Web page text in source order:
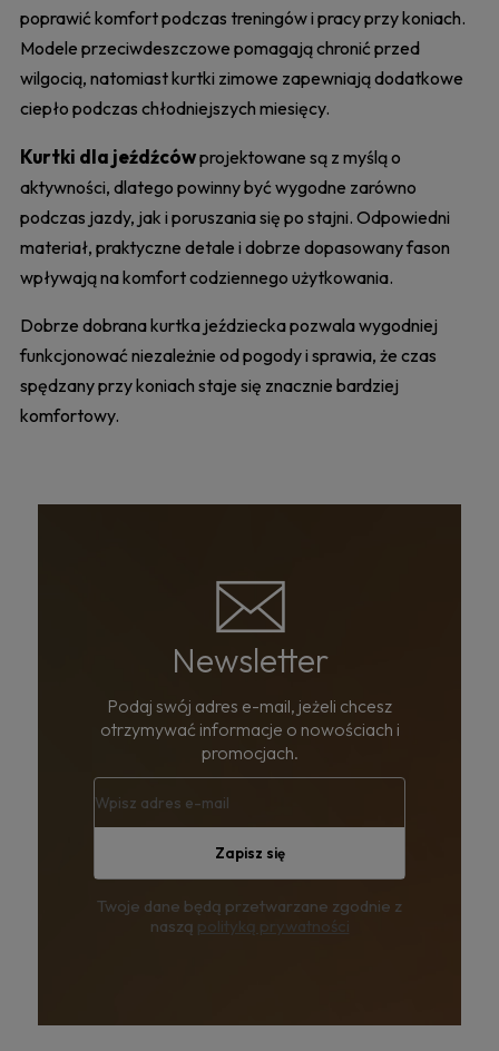
poprawić komfort podczas treningów i pracy przy koniach.
Modele przeciwdeszczowe pomagają chronić przed
wilgocią, natomiast kurtki zimowe zapewniają dodatkowe
ciepło podczas chłodniejszych miesięcy.
Kurtki dla jeźdźcówprojektowane są z myślą o
aktywności, dlatego powinny być wygodne zarówno
podczas jazdy, jak i poruszania się po stajni. Odpowiedni
materiał, praktyczne detale i dobrze dopasowany fason
wpływają na komfort codziennego użytkowania.
Dobrze dobrana kurtka jeździecka pozwala wygodniej
funkcjonować niezależnie od pogody i sprawia, że czas
spędzany przy koniach staje się znacznie bardziej
komfortowy.
Newsletter
Podaj swój adres e-mail, jeżeli chcesz
otrzymywać informacje o nowościach i
promocjach.
Zapisz się
Twoje dane będą przetwarzane zgodnie z
naszą polityką prywatności